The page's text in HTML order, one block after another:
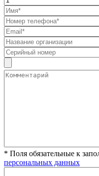
* Поля обязательные к
персональных данных